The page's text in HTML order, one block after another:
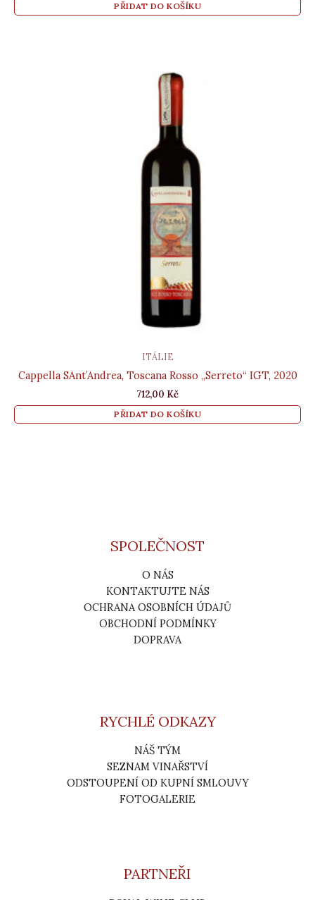
PŘIDAT DO KOŠÍKU
ITÁLIE
Cappella SAnt’Andrea, Toscana Rosso „Serreto“ IGT, 2020
712,00 Kč
PŘIDAT DO KOŠÍKU
SPOLEČNOST
O NÁS
KONTAKTUJTE NÁS
OCHRANA OSOBNÍCH ÚDAJŮ
OBCHODNÍ PODMÍNKY
DOPRAVA
RYCHLÉ ODKAZY
NÁŠ TÝM
SEZNAM VINAŘSTVÍ
ODSTOUPENÍ OD KUPNÍ SMLOUVY
FOTOGALERIE
PARTNEŘI